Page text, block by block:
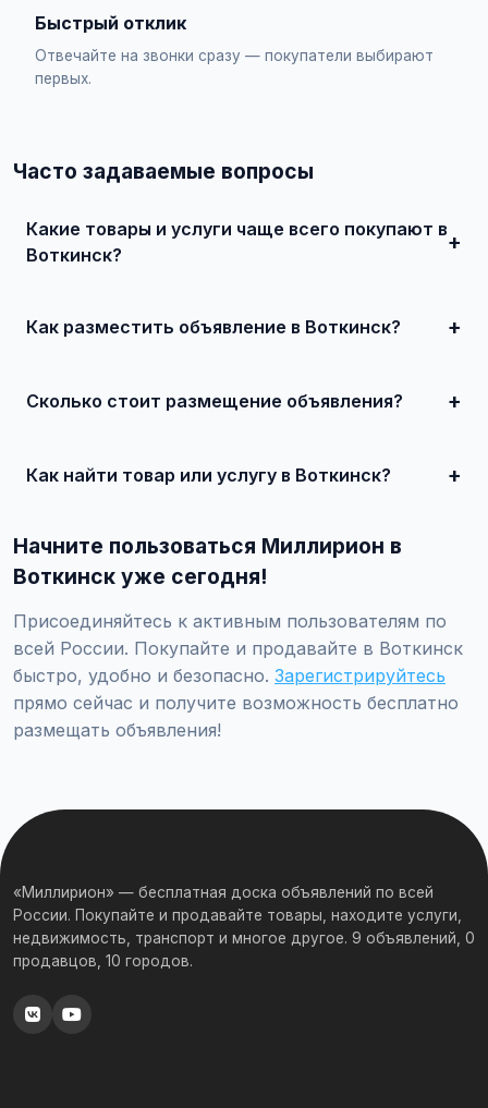
Быстрый отклик
Отвечайте на звонки сразу — покупатели выбирают
первых.
Часто задаваемые вопросы
Какие товары и услуги чаще всего покупают в
Воткинск?
также товары для дома и семьи.
Как разместить объявление в Воткинск?
и опубликуйте. Первые 10 объявлений — бесплатно!
Сколько стоит размещение объявления?
продвижение от 500 ₽ в месяц.
Как найти товар или услугу в Воткинск?
другим параметрам.
Начните пользоваться Миллирион в
Воткинск уже сегодня!
Присоединяйтесь к активным пользователям по
всей России. Покупайте и продавайте в Воткинск
быстро, удобно и безопасно. Зарегистрируйтесь
прямо сейчас и получите возможность бесплатно
размещать объявления!
«Миллирион» — бесплатная доска объявлений по всей
России. Покупайте и продавайте товары, находите услуги,
недвижимость, транспорт и многое другое. 9 объявлений, 0
продавцов, 10 городов.